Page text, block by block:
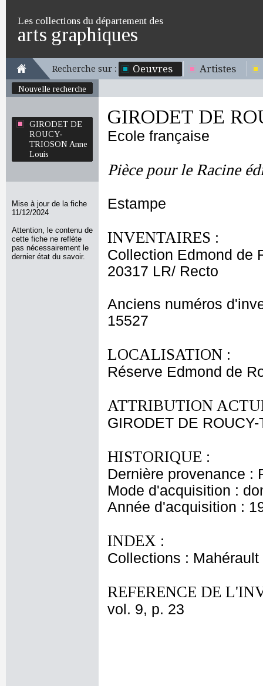
Les collections du département des
arts graphiques
Recherche sur : Oeuvres Artistes
Nouvelle recherche
GIRODET DE
ROUCY-
TRIOSON Anne
Louis
Mise à jour de la fiche
11/12/2024
Attention, le contenu de
cette fiche ne reflète
pas nécessairement le
dernier état du savoir.
GIRODET DE
Ecole française
Pièce pour le Racine
Estampe
INVENTAIRES :
Collection Edmond de
20317 LR/ Recto
Anciens numéros
15527
LOCALISATION :
Réserve Edmond de
ATTRIBUTION
GIRODET DE
HISTORIQUE :
Dernière provenance :
Mode d'acquisition :
Année d'acquisition :
INDEX :
Collections : Mahérault
REFERENCE DE
vol. 9, p. 23